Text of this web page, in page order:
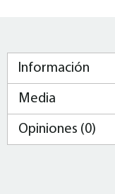
Información
Media
Opiniones (0)